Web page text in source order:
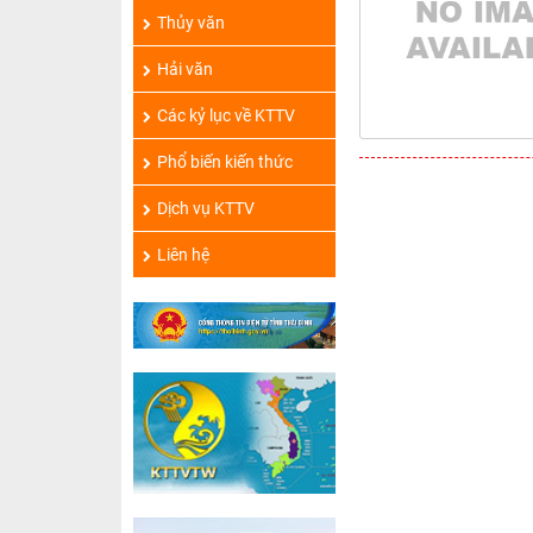
Thủy văn
Hải văn
Các kỷ lục về KTTV
Phổ biến kiến thức
Dịch vụ KTTV
Liên hệ